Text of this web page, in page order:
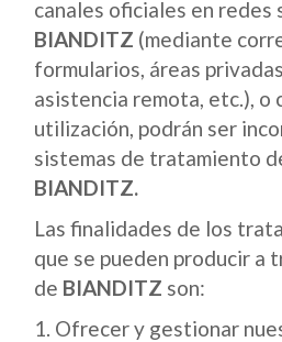
canales oficiales en redes
BIANDITZ (mediante
formularios, áreas
asistencia remota, etc.), o
utilización, podrán ser
sistemas de tratamiento
BIANDITZ.
Las finalidades de los
que se pueden producir a
de BIANDITZ son:
Ofrecer y gestionar